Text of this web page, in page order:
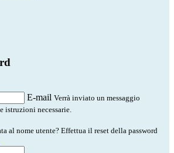
E-mail Verrà inviato un messaggio
istruzioni necessarie.
al nome utente? Effettua il reset della password